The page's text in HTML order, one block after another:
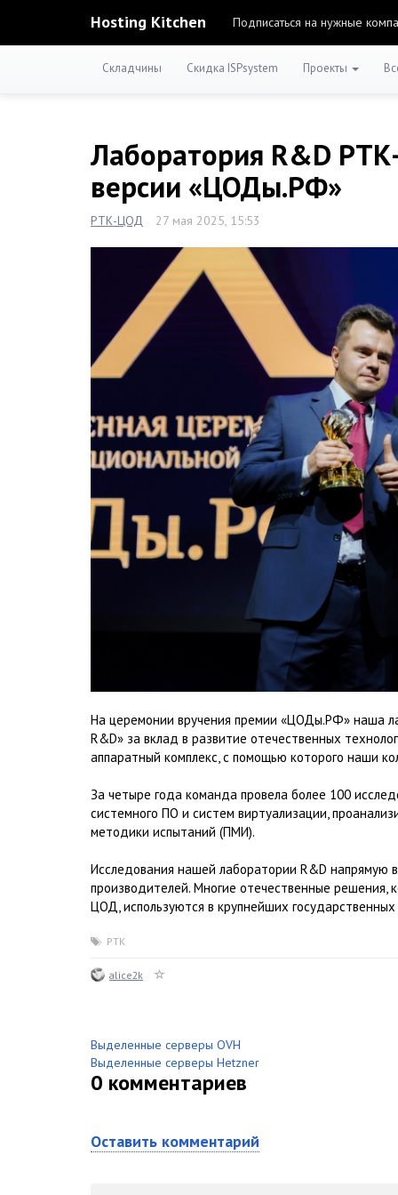
Hosting Kitchen Подписаться на нужные
Складчины Скидка ISPsystem Проекты
Лаборатория R&D
версии «ЦОДы.РФ»
РТК-ЦОД 27 мая 2025, 15:53
На церемонии вручения премии «ЦОДы.РФ» наша
R&D» за вклад в развитие отечественных
аппаратный комплекс, с помощью которого наши
За четыре года команда провела более 100
системного ПО и систем виртуализации,
методики испытаний (ПМИ).
Исследования нашей лаборатории R&D напрямую
производителей. Многие отечественные
ЦОД, используются в крупнейших государственных
РТК
alice2k
Выделенные серверы OVH
Выделенные серверы Hetzner
0 комментариев
Оставить комментарий